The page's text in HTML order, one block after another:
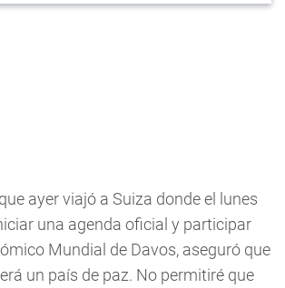
ayer viajó a Suiza donde el lunes
una agenda oficial y participar
Mundial de Davos, aseguró que
un país de paz. No permitiré que